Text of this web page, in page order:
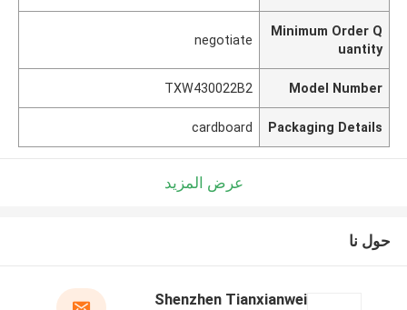
Minimum Order Q
uantity
negotiate
Model Number
TXW430022B2
Packaging Details
cardboard
عرض المزيد
حول نا
Shenzhen Tianxianwei